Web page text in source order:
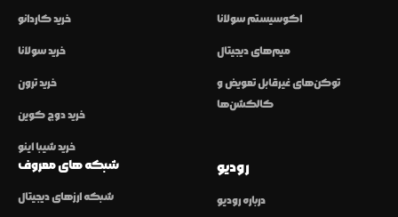
خرید کاردانو
خرید سولانا
خرید ترون
خرید دوج کوین
خرید شیبا اینو
اکوسیستم سولانا
میم‌های دیجیتال
توکن‌های غیرقابل تعویض و
کالکشن‌ها
شبکه های معروف
شبکه ارزهای دیجیتال
رودیو
درباره رودیو